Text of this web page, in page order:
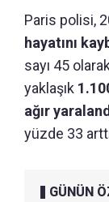
Paris polisi,
hayatını
sayı 45
yaklaşık
ağır
yüzde 33
GÜNÜN